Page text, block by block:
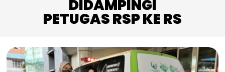
DIDAMPINGI
PETUGAS RSP KE RS